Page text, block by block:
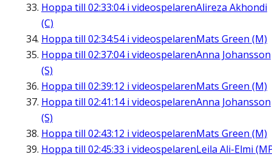
Hoppa till 02:33:04i videospelarenAlireza Akhondi
(C)
Hoppa till 02:34:54i videospelarenMats Green (M)
Hoppa till 02:37:04i videospelarenAnna Johansson
(S)
Hoppa till 02:39:12 i videospelarenMats Green (M)
Hoppa till 02:41:14i videospelarenAnna Johansson
(S)
Hoppa till 02:43:12 i videospelarenMats Green (M)
Hoppa till 02:45:33 i videospelarenLeila Ali-Elmi